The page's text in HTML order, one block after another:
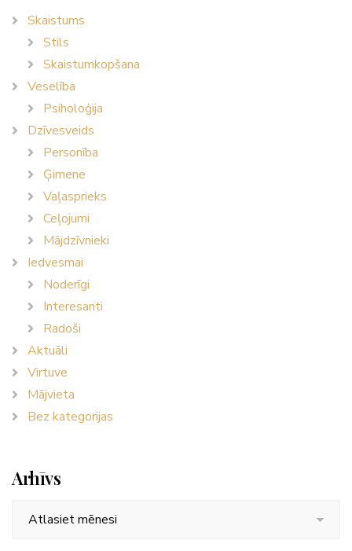
Skaistums
Stils
Skaistumkopšana
Veselība
Psiholoģija
Dzīvesveids
Personība
Ģimene
Vaļasprieks
Ceļojumi
Mājdzīvnieki
Iedvesmai
Noderīgi
Interesanti
Radoši
Aktuāli
Virtuve
Mājvieta
Bez kategorijas
Arhīvs